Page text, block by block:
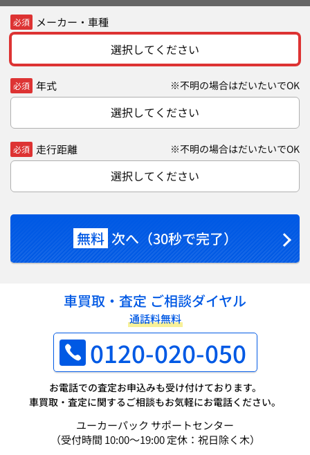
必須 メーカー・車種
選択してください
必須 年式 ※不明の場合はだいたいでOK
選択してください
必須 走行距離 ※不明の場合はだいたいでOK
選択してください
無料 次へ（30秒で完了）
車買取・査定 ご相談ダイヤル
通話料無料
0120-020-050
お電話での査定お申込みも受け付けております。
車買取・査定に関するご相談もお気軽にお電話ください。
ユーカーパック サポートセンター
（受付時間 10:00～19:00 定休：祝日除く木）